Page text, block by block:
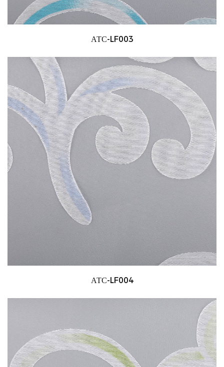
АТС-LF003
АТС-LF004